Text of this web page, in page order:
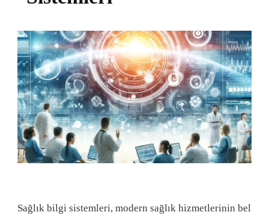
Sağlık bilgi sistemleri, modern sağlık hizmetlerinin bel